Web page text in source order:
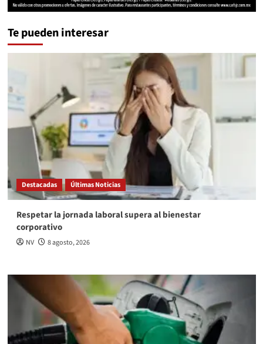
Te pueden interesar
Destacadas Últimas Noticias
Respetar la jornada laboral supera al bienestar
corporativo
NV 8 agosto, 2026